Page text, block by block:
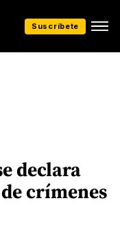
Suscríbete
declara
crímenes